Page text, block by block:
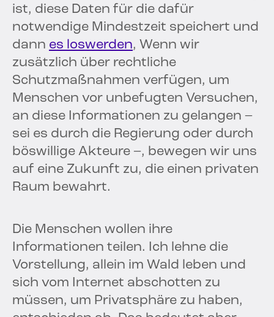
ist, diese Daten für die dafür
notwendige Mindestzeit speichert und
dann es loswerden, Wenn wir
zusätzlich über rechtliche
Schutzmaßnahmen verfügen, um
Menschen vor unbefugten Versuchen,
an diese Informationen zu gelangen –
sei es durch die Regierung oder durch
böswillige Akteure –, bewegen wir uns
auf eine Zukunft zu, die einen privaten
Raum bewahrt.
Die Menschen wollen ihre
Informationen teilen. Ich lehne die
Vorstellung, allein im Wald leben und
sich vom Internet abschotten zu
müssen, um Privatsphäre zu haben,